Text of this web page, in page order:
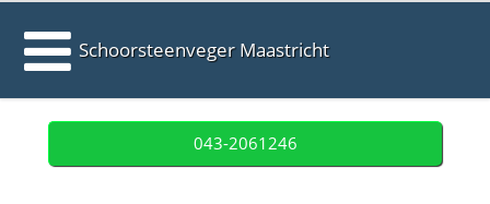
Schoorsteenveger Maastricht
043-2061246